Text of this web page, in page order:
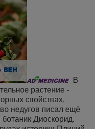
В
растение -
свойствах,
недугов писал ещё
ботаник Диоскорид.